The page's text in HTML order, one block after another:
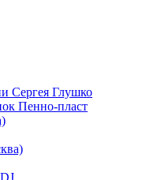
Сергея Глушко
Пенно-пласт